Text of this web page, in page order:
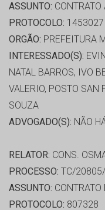
ASSUNTO:
PROTOCOLO: 1453027
ORGÃO: PREFEITURA
INTERESSADO(S):
NATAL BARROS, IVO
VALERIO, POSTO SAN
SOUZA
ADVOGADO(S): NÃO
RELATOR: CONS.
PROCESSO: TC/
ASSUNTO:
PROTOCOLO: 807328